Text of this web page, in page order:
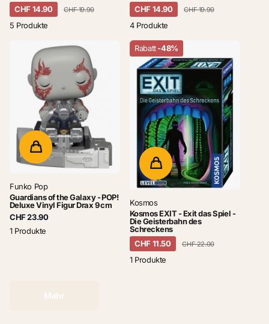
CHF 14.90
CHF 19.90
5 Produkte
CHF 14.90
CHF 19.90
4 Produkte
Funko Pop
Guardians of the Galaxy - POP!
Deluxe Vinyl Figur Drax 9 cm
CHF 23.90
1 Produkte
Rabatt-48%
Kosmos
Kosmos EXIT - Exit das Spiel -
Die Geisterbahn des
Schreckens
CHF 11.50
CHF 22.00
1 Produkte
Mehr